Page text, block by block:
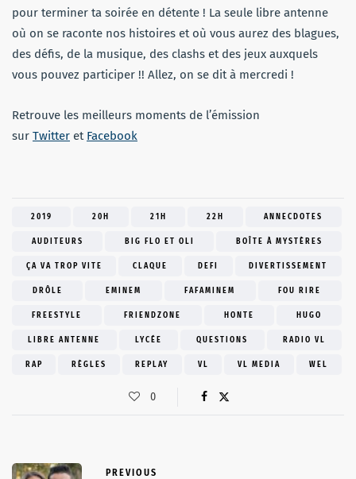
pour terminer ta soirée en détente ! La seule libre antenne
où on se raconte nos histoires et où vous aurez des blagues,
des défis, de la musique, des clashs et des jeux auxquels
vous pouvez participer !! Allez, on se dit à mercredi !
Retrouve les meilleurs moments de l’émission
sur Twitter et Facebook
2019 20H 21H 22H ANNECDOTES
AUDITEURS BIG FLO ET OLI BOÎTE À MYSTÈRES
ÇA VA TROP VITE CLAQUE DEFI DIVERTISSEMENT
DRÔLE EMINEM FAFAMINEM FOU RIRE
FREESTYLE FRIENDZONE HONTE HUGO
LIBRE ANTENNE LYCÉE QUESTIONS RADIO VL
RAP RÈGLES REPLAY VL VL MEDIA WEL
0
PREVIOUS